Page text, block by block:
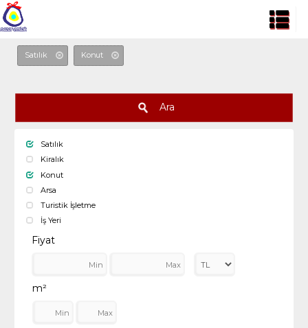
Satılık Konut
Ara
Satılık
Kiralık
Konut
Arsa
Turistik İşletme
İş Yeri
Fiyat
m²